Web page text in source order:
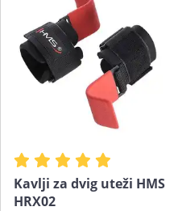
Kavlji za dvig uteži HMS
HRX02